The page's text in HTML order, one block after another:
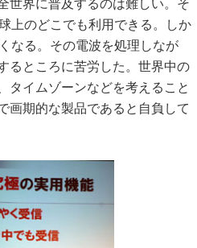
世界に普及するのは難しい。そ
上のどこでも利用できる。しか
なる。その電波を処理しなが
るところに苦労した。世界中の
タイムゾーンなどを考えること
画期的な製品であると自負して